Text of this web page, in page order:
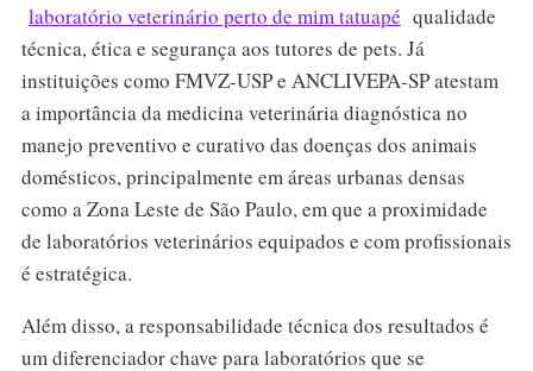
laboratório veterinário perto de mim tatuapé qualidade
técnica, ética e segurança aos tutores de pets. Já
instituições como FMVZ-USP e ANCLIVEPA-SP atestam
a importância da medicina veterinária diagnóstica no
manejo preventivo e curativo das doenças dos animais
domésticos, principalmente em áreas urbanas densas
como a Zona Leste de São Paulo, em que a proximidade
de laboratórios veterinários equipados e com profissionais
é estratégica.
Além disso, a responsabilidade técnica dos resultados é
um diferenciador chave para laboratórios que se